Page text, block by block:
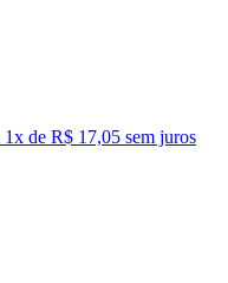
1x de R$ 17,05 sem juros